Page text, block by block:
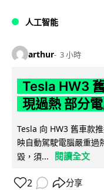
人工智能
arthur 3 小時
Tesla HW3
現過熱 部分
Tesla 向 HW3 舊車款
映自動駕駛電腦嚴重過
毀，須...
閱讀全文
2 分享